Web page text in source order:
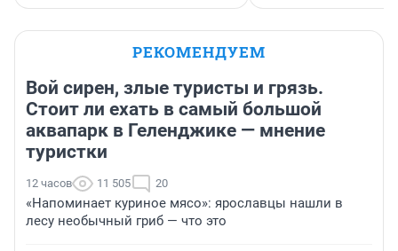
РЕКОМЕНДУЕМ
Вой сирен, злые туристы и грязь.
Стоит ли ехать в самый большой
аквапарк в Геленджике — мнение
туристки
12 часов 11 505 20
«Напоминает куриное мясо»: ярославцы нашли в
лесу необычный гриб — что это